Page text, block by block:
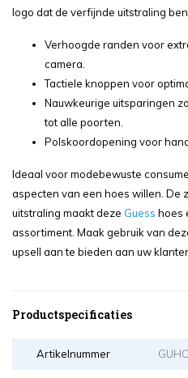
logo dat de verfijnde uitstraling
Verhoogde randen voor
camera.
Tactiele knoppen voor
Nauwkeurige uitsparingen
tot alle poorten.
Polskoordopening voor
Ideaal voor modebewuste
aspecten van een hoes willen. De
uitstraling maakt deze Guess hoes
assortiment. Maak gebruik van
upsell aan te bieden aan uw
Productspecificaties
Artikelnummer